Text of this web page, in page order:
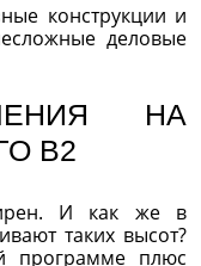
конструкции и
деловые
НА
В2
И как же в
таких высот?
программе плюс